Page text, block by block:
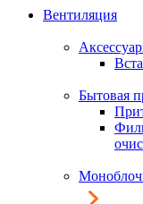
Вентиляция
Бытовая